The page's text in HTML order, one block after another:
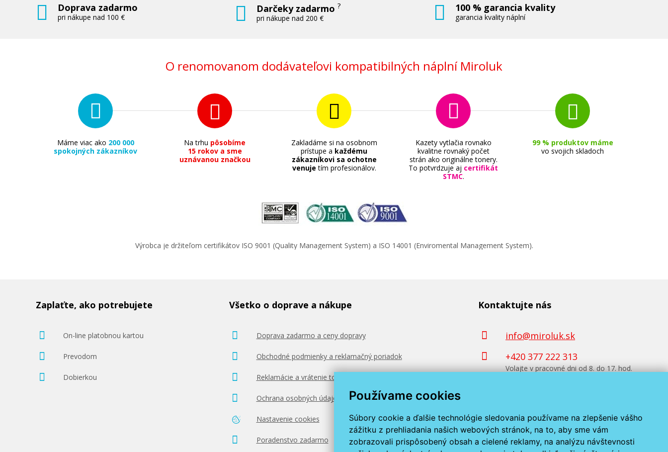
Používame cookies
Súbory cookie a ďalšie technológie sledovania používame na zlepšenie vášho
zážitku z prehliadania našich webových stránok, na to, aby sme vám
zobrazovali prispôsobený obsah a cielené reklamy, na analýzu návštevnosti
Doprava zadarmo
pri nákupe nad 100 €
Darčeky zadarmo?
pri nákupe nad 200 €
100 % garancia kvality
garancia kvality náplní
O renomovanom dodávateľovi kompatibilných náplní Miroluk
Máme viac ako 200 000
spokojných zákazníkov
Na trhu pôsobíme
15 rokov a sme
uznávanou značkou
Zakladáme si na osobnom
prístupe a každému
zákazníkovi sa ochotne
venuje tím profesionálov.
Kazety vytlačia rovnako
kvalitne rovnaký počet
strán ako originálne tonery.
To potvrdzuje aj certifikát
STMC.
99 % produktov máme
vo svojich skladoch
Výrobca je držiteľom certifikátov ISO 9001 (Quality Management System) a ISO 14001 (Enviromental Management System).
Zaplaťte, ako potrebujete
On-line platobnou kartou
Prevodom
Dobierkou
Všetko o doprave a nákupe
Doprava zadarmo a ceny dopravy
Obchodné podmienky a reklamačný poriadok
Reklamácie a vrátenie tovaru
Ochrana osobných údajov
Nastavenie cookies
Poradenstvo zadarmo
Kontaktujte nás
info@miroluk.sk
+420 377 222 313
Volajte v pracovné dni od 8. do 17. hod.